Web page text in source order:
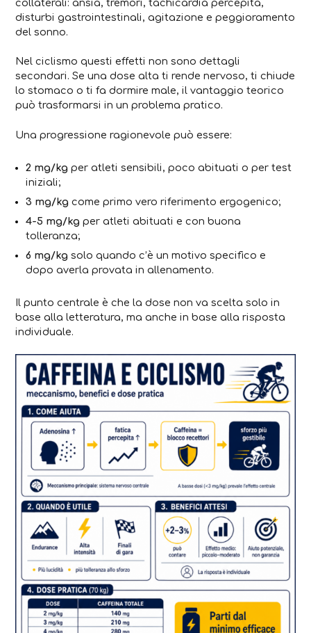
collaterali: ansia, tremori, tachicardia percepita,
disturbi gastrointestinali, agitazione e peggioramento
del sonno.
Nel ciclismo questi effetti non sono dettagli
secondari. Se una dose alta ti rende nervoso, ti chiude
lo stomaco o ti fa dormire male, il vantaggio teorico
può trasformarsi in un problema pratico.
Una progressione ragionevole può essere:
2 mg/kgper atleti sensibili, poco abituati o per test
iniziali;
3 mg/kgcome primo vero riferimento ergogenico;
4-5 mg/kgper atleti abituati e con buona
tolleranza;
6 mg/kgsolo quando c’è un motivo specifico e
dopo averla provata in allenamento.
Il punto centrale è che la dose non va scelta solo in
base alla letteratura, ma anche in base alla risposta
individuale.